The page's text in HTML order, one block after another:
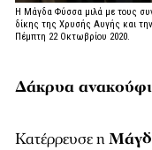
Η Μάγδα Φύσσα μιλά με τους
δίκης της Χρυσής Αυγής και
Πέμπτη 22 Οκτωβρίου 2020.
Δάκρυα
Κατέρρευσε η